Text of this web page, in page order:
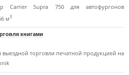
Carrier Supra 750 для автофургонов
м3
книгами
выездной торговли печатной продукцией на